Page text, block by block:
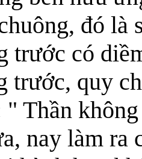
đó là
trước có
trước, quy
Thần
nay làm ra